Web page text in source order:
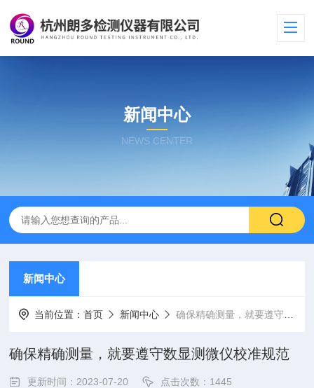
新闻中心
NEWS CENTER
新闻中心
当前位置：首页 新闻中心 确保精确测量，就要遵守数显测微仪校准规范
确保精确测量，就要遵守数显测微仪校准规范
更新时间：2023-07-20 点击次数：1445